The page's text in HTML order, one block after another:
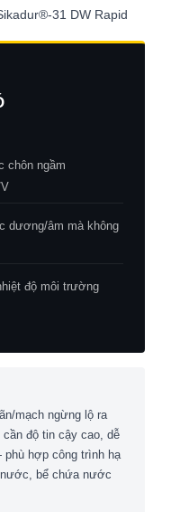
31 DW Rapid
chôn ngầm
dương/âm mà không
độ môi trường
mạch ngừng lộ ra
độ tin cậy cao, dễ
hợp công trình hạ
bể chứa nước